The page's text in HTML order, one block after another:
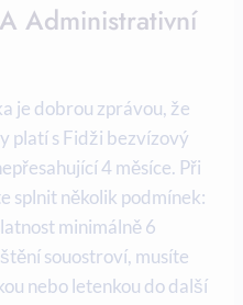
Administrativní
je dobrou zprávou, že
platí s Fidži bezvízový
4 měsíce. Při
splnit několik podmínek:
minimálně 6
souostroví, musíte
nebo letenkou do další